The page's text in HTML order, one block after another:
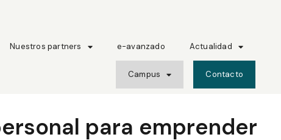
Nuestros partners e-avanzado Actualidad
Campus Contacto
para emprender